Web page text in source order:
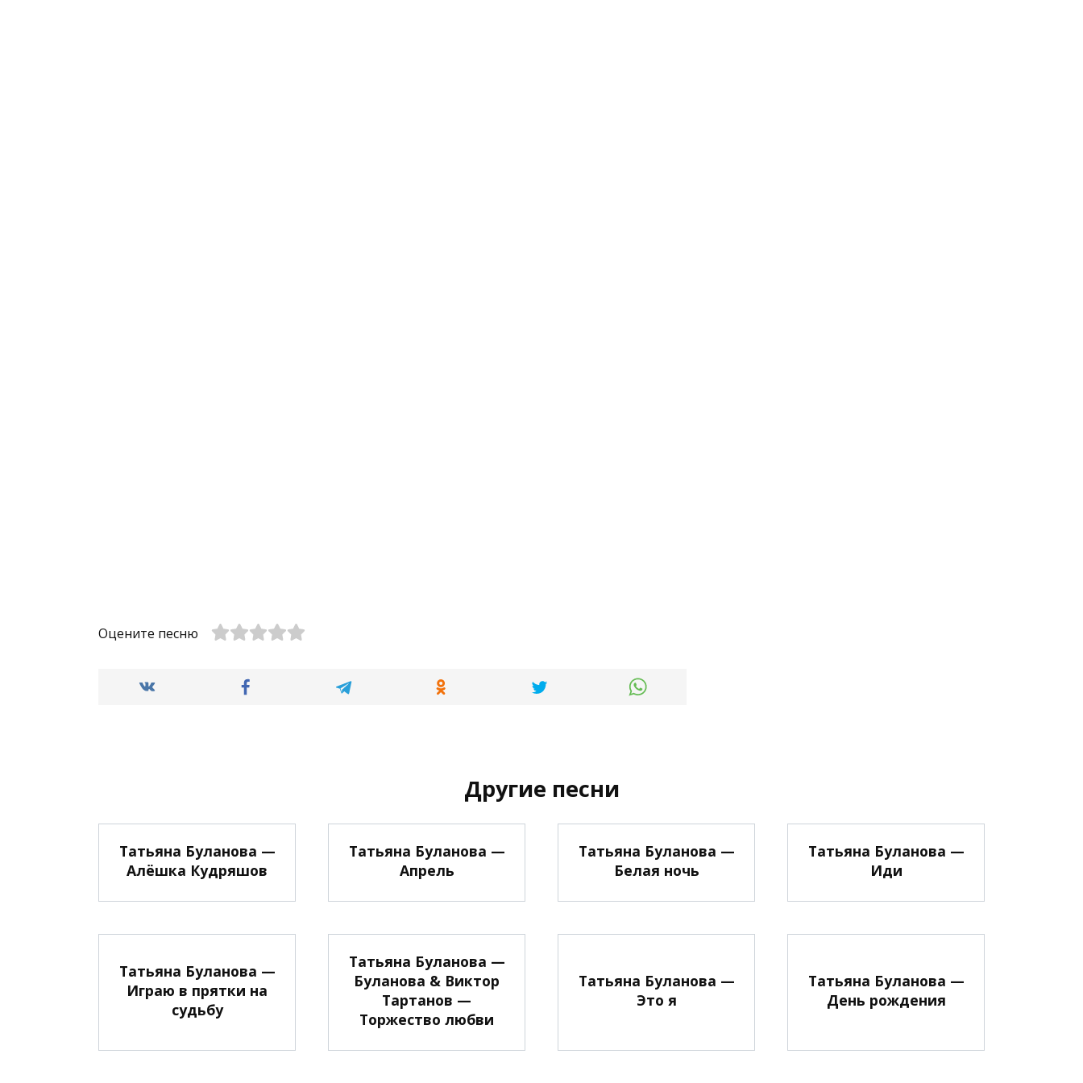
Оцените песню
Другие песни
Татьяна Буланова —
Алёшка Кудряшов
Татьяна Буланова —
Апрель
Татьяна Буланова —
Белая ночь
Татьяна Буланова —
Иди
Татьяна Буланова —
Играю в прятки на
судьбу
Татьяна Буланова —
Буланова & Виктор
Тартанов —
Торжество любви
Татьяна Буланова —
Это я
Татьяна Буланова —
День рождения